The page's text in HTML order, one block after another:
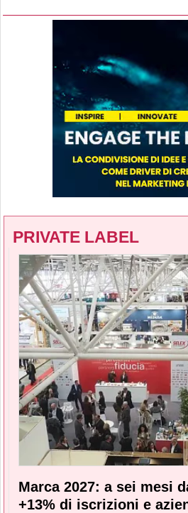
PRIVATE LABEL
Marca 2027: a sei mesi
+13% di iscrizioni e